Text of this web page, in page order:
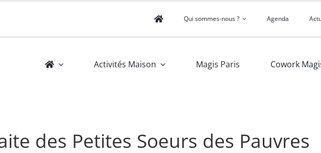
Qui sommes-nous ? Agenda
Activités Maison Magis Paris Cowork
des Petites Soeurs des Pauvres